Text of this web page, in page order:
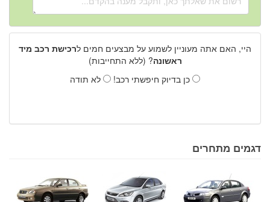
היי, האם אתה מעוניין לשמוע על מבצעים חמים לרכישת רכב מיד
ראשונה? (ללא התחייבות)
כן בדיוק חיפשתי רכב!
לא תודה
דגמים מתחרים